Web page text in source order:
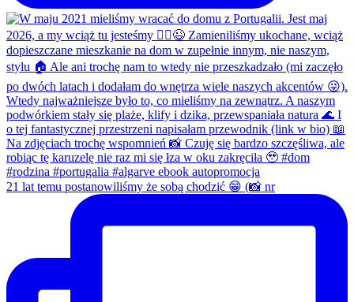
21 lat temu postanowiliśmy że sobą chodzić 😁 (📸 nr